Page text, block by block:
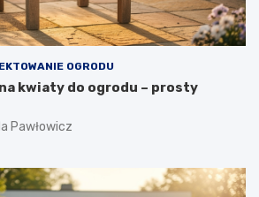
OGRODU
kwiaty do ogrodu – prosty
Pawłowicz